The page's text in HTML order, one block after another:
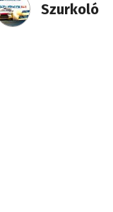
Szurkoló